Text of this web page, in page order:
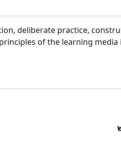
deliberate practice,
of the learning media